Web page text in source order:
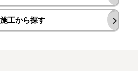
施工から探す